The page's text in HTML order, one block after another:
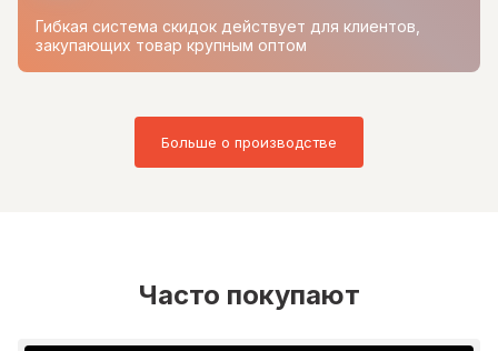
Гибкая система скидок действует для клиентов,
закупающих товар крупным оптом
Больше о производстве
Часто покупают